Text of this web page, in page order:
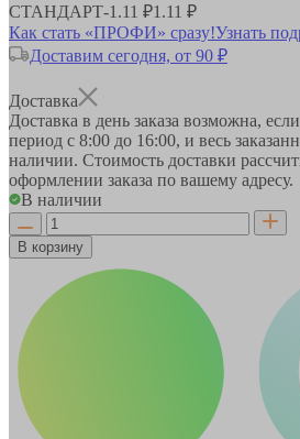
СТАНДАРТ-1.11 ₽1.11 ₽
Как стать «ПРОФИ» сразу!Узнать
Доставим сегодня, от 90 ₽
Доставка
Доставка в день заказа возможна,
период с 8:00 до 16:00, и весь
наличии. Стоимость доставки
оформлении заказа по вашему адресу.
В наличии
В корзину